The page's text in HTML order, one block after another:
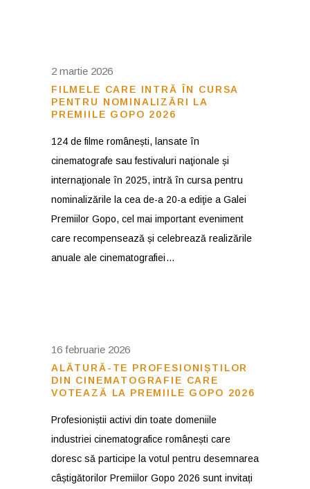
2 martie 2026
FILMELE CARE INTRĂ ÎN CURSA
PENTRU NOMINALIZĂRI LA
PREMIILE GOPO 2026
124 de filme românești, lansate în
cinematografe sau festivaluri naţionale și
internaţionale în 2025, intră în cursa pentru
nominalizările la cea de-a 20-a ediţie a Galei
Premiilor Gopo, cel mai important eveniment
care recompensează și celebrează realizările
anuale ale cinematografiei
16 februarie 2026
ALĂTURĂ-TE PROFESIONIȘTILOR
DIN CINEMATOGRAFIE CARE
VOTEAZĂ LA PREMIILE GOPO 2026
Profesioniștii activi din toate domeniile
industriei cinematografice românești care
doresc să participe la votul pentru desemnarea
câștigătorilor Premiilor Gopo 2026 sunt invitați